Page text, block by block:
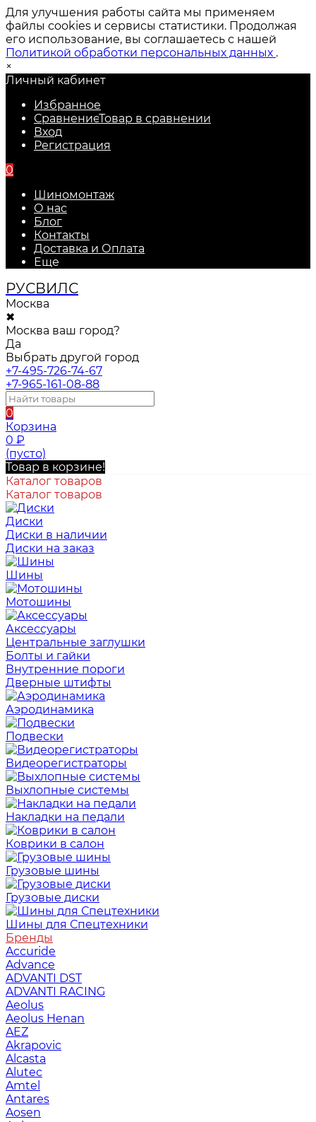
Для улучшения работы сайта мы применяем
файлы cookies и сервисы статистики. Продолжая
его использование, вы соглашаетесь с нашей
Политикой обработки персональных данных .
×
Личный кабинет
Избранное
СравнениеТовар в сравнении
Вход
Регистрация
0
Шиномонтаж
О нас
Блог
Контакты
Доставка и Оплата
Еще
РУСВИЛС
Москва
✖
Москва ваш город?
Да
Выбрать другой город
+7-495-726-74-67
+7-965-161-08-88
0
Корзина
0 ₽
(пусто)
Товар в корзине!
Каталог товаров
Каталог товаров
Диски
Диски в наличии
Диски на заказ
Шины
Мотошины
Аксессуары
Центральные заглушки
Болты и гайки
Внутренние пороги
Дверные штифты
Аэродинамика
Подвески
Видеорегистраторы
Выхлопные системы
Накладки на педали
Коврики в салон
Грузовые шины
Грузовые диски
Шины для Спецтехники
Бренды
Accuride
Advance
ADVANTI DST
ADVANTI RACING
Aeolus
Aeolus Henan
AEZ
Akrapovic
Alcasta
Alutec
Amtel
Antares
Aosen